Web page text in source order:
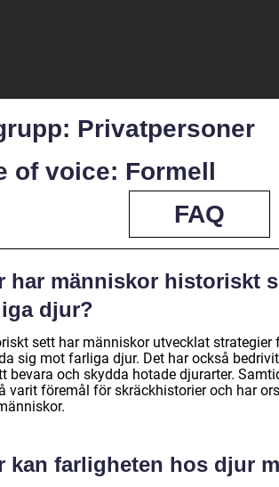
Privatpersoner
of voice: Formell
FAQ
har människor historiskt
djur?
sett har människor utvecklat strategier
sig mot farliga djur. Det har också
bevara och skydda hotade djurarter.
varit föremål för skräckhistorier och har
kan farligheten hos djur